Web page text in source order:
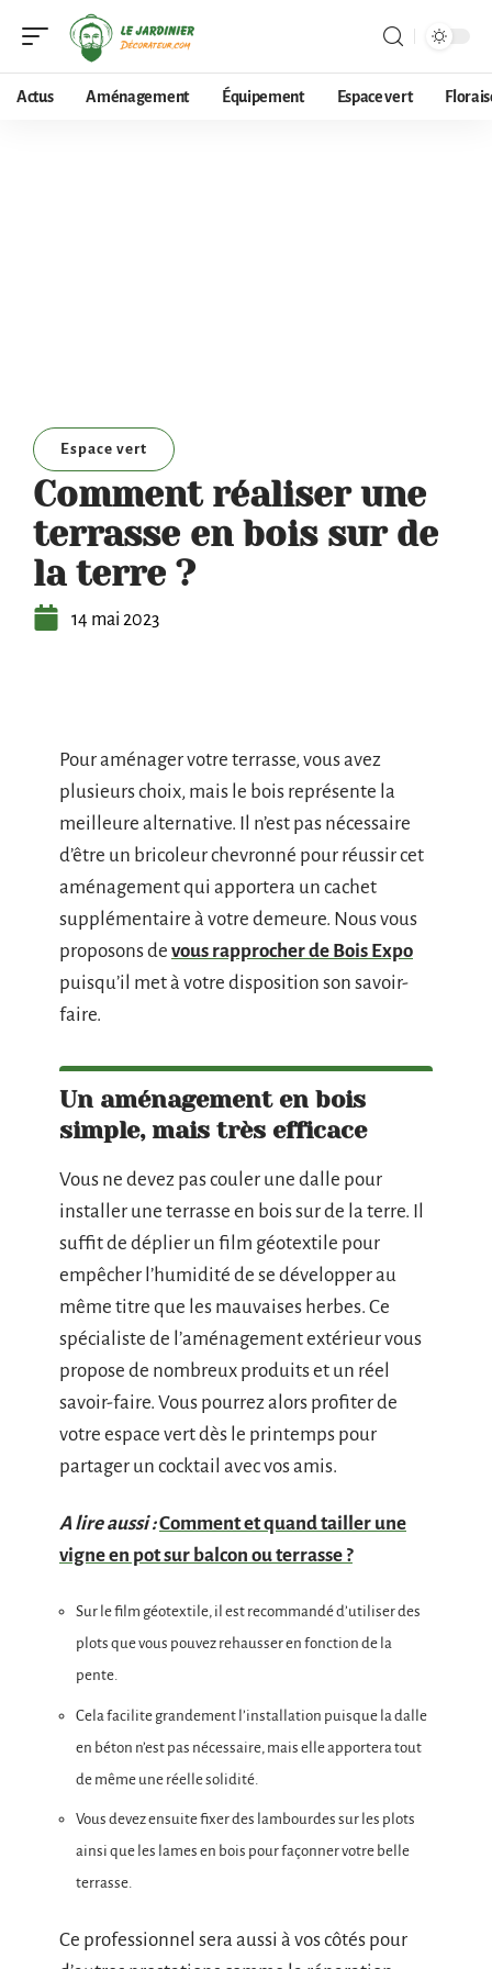
Actus Aménagement Équipement Espace vert
Espace vert
Comment réaliser une
terrasse en bois sur de
la terre ?
14 mai 2023
Pour aménager votre terrasse, vous avez
plusieurs choix, mais le bois représente la
meilleure alternative. Il n’est pas nécessaire
d’être un bricoleur chevronné pour réussir cet
aménagement qui apportera un cachet
supplémentaire à votre demeure. Nous vous
proposons de vous rapprocher de Bois Expo
puisqu’il met à votre disposition son savoir-
faire.
Un aménagement en bois
simple, mais très efficace
Vous ne devez pas couler une dalle pour
installer une terrasse en bois sur de la terre. Il
suffit de déplier un film géotextile pour
empêcher l’humidité de se développer au
même titre que les mauvaises herbes. Ce
spécialiste de l’aménagement extérieur vous
propose de nombreux produits et un réel
savoir-faire. Vous pourrez alors profiter de
votre espace vert dès le printemps pour
partager un cocktail avec vos amis.
A lire aussi :Comment et quand tailler une
vigne en pot sur balcon ou terrasse ?
Sur le film géotextile, il est recommandé d’utiliser des
plots que vous pouvez rehausser en fonction de la
pente.
Cela facilite grandement l’installation puisque la dalle
en béton n’est pas nécessaire, mais elle apportera tout
de même une réelle solidité.
Vous devez ensuite fixer des lambourdes sur les plots
ainsi que les lames en bois pour façonner votre belle
terrasse.
Ce professionnel sera aussi à vos côtés pour